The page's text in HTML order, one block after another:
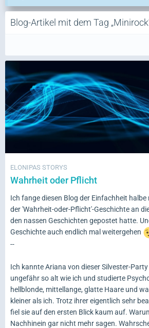
Blog-Artikel mit dem Tag
ELONIPAS STORYS
Wahrheit oder Pflicht
Ich fange diesen Blog der Einfachheit halbe
der 'Wahrheit-oder-Pflicht'-Geschichte an
den nassen Geschichten gepostet hatte.
Geschichte auch endlich mal weitergehen
--
Ich kannte Ariana von dieser Silvester-
ungefähr so alt wie ich und studierte
hellblonde, mittellange, glatte Haare und
kleiner als ich. Trotz ihrer eigentlich sehr
fiel sie auf den ersten Blick kaum auf.
Nachhinein gar nicht mehr sagen.